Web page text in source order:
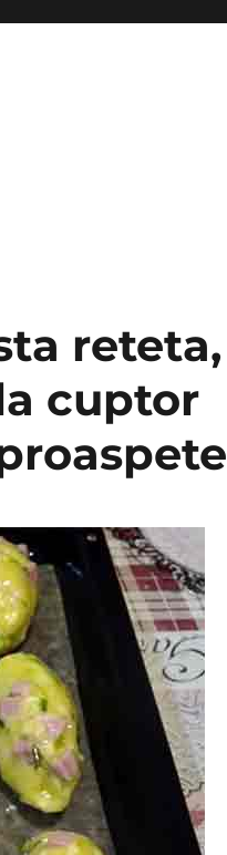
reteta,
cuptor